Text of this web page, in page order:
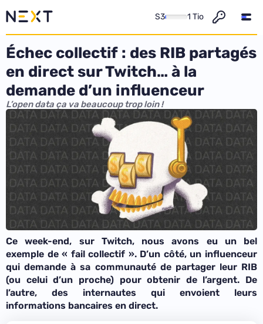
S3 1 Tio
Échec collectif : des RIB partagés
en direct sur Twitch… à la
demande d’un influenceur
L’open data ça va beaucoup trop loin !
Ce week-end, sur Twitch, nous avons eu un bel
exemple de « fail collectif ». D’un côté, un influenceur
qui demande à sa communauté de partager leur RIB
(ou celui d’un proche) pour obtenir de l’argent. De
l’autre, des internautes qui envoient leurs
informations bancaires en direct.